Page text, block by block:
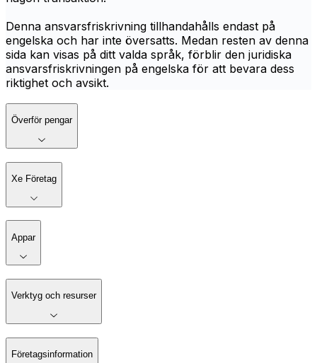
Denna ansvarsfriskrivning tillhandahålls endast på
engelska och har inte översatts. Medan resten av denna
sida kan visas på ditt valda språk, förblir den juridiska
ansvarsfriskrivningen på engelska för att bevara dess
riktighet och avsikt.
Överför pengar
Xe Företag
Appar
Verktyg och resurser
Företagsinformation